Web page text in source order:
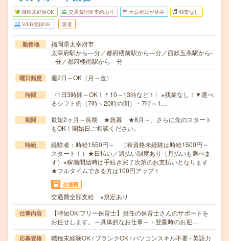
職種未経験OK 交通費別途支給あり 土日祝日が休み 残業なし
WEB登録OK 派遣
勤務地
福岡県太宰府市
太宰府駅から---分／都府楼前駅から---分／西鉄五条駅から-
--分／都府楼南駅から---分
曜日頻度 週2日～OK（月～金）
時間
〈1日3時間～OK！＊10～13時など！〉※残業なし！▼選べ
るシフト例（7時～20時の間）・7時～1…
期間
最短2ヶ月～長期 ★急募 ★8月～、さらに先のスタート
もOK！開始日ご相談ください。
時給
経験者：時給1550円～ （有資格未経験は時給1500円～
スタート！）★日払い／週払い制度あり（月払いも選べま
す）※稼働開始時は手続き完了次第のお支払いとなります
★フルタイムできる方は100円アップ！
交通費
交通費全額支給 ※規定あり
仕事内容
【時短OK!フリー保育士】担任の保育士さんのサポートを
お任せします。～具体的なお仕事～・登園時のお迎…
応募資格
職種未経験OK / ブランクOK / パソコンスキル不要 / 英語力